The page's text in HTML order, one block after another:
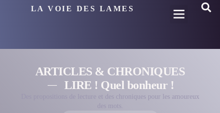
LA VOIE DES LAMES
ARTICLES & CHRONIQUES
LIRE ! Quel bonheur !
Des propositions de lecture et des chroniques pour les amoureux
des mots.